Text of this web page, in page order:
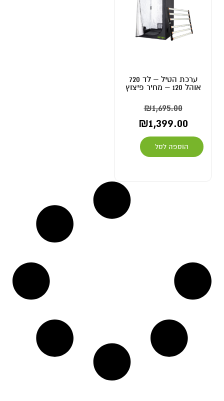
ערכת הטיל – לד 720
אוהל 120 – מחיר פיצוץ
₪1,695.00
₪1,399.00
הוספה לסל